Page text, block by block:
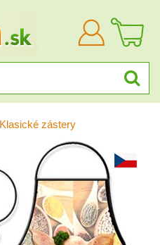
Prihlásiť
sa
Klasické zástery